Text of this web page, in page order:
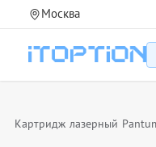
Москва
Картридж лазерный